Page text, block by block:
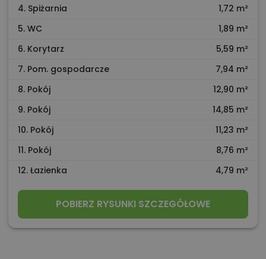
4. Spiżarnia
1,72 m²
5. WC
1,89 m²
6. Korytarz
5,59 m²
7. Pom. gospodarcze
7,94 m²
8. Pokój
12,90 m²
9. Pokój
14,85 m²
10. Pokój
11,23 m²
11. Pokój
8,76 m²
12. Łazienka
4,79 m²
POBIERZ RYSUNKI SZCZEGÓŁOWE